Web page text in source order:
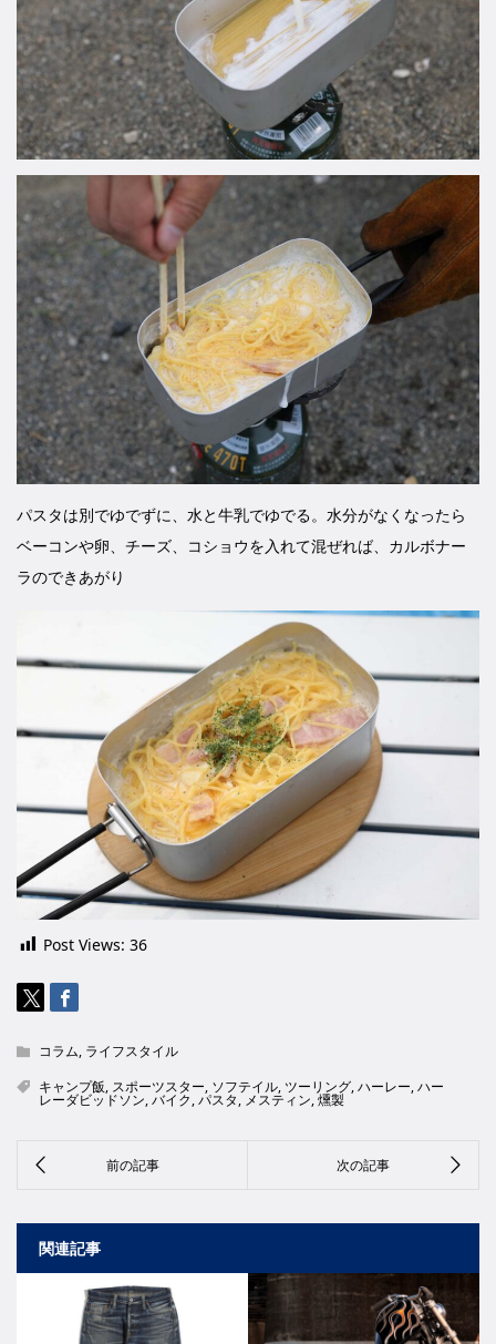
パスタは別でゆでずに、水と牛乳でゆでる。水分がなくなったら
ベーコンや卵、チーズ、コショウを入れて混ぜれば、カルボナー
ラのできあがり
Post Views: 36
コラム, ライフスタイル
キャンプ飯, スポーツスター, ソフテイル, ツーリング,ハーレー,ハー
レーダビッドソン,バイク,パスタ, メスティン,燻製
関連記事